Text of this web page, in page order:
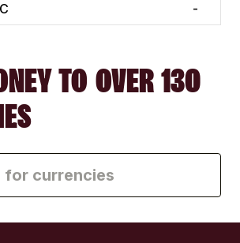
-
TO OVER 130